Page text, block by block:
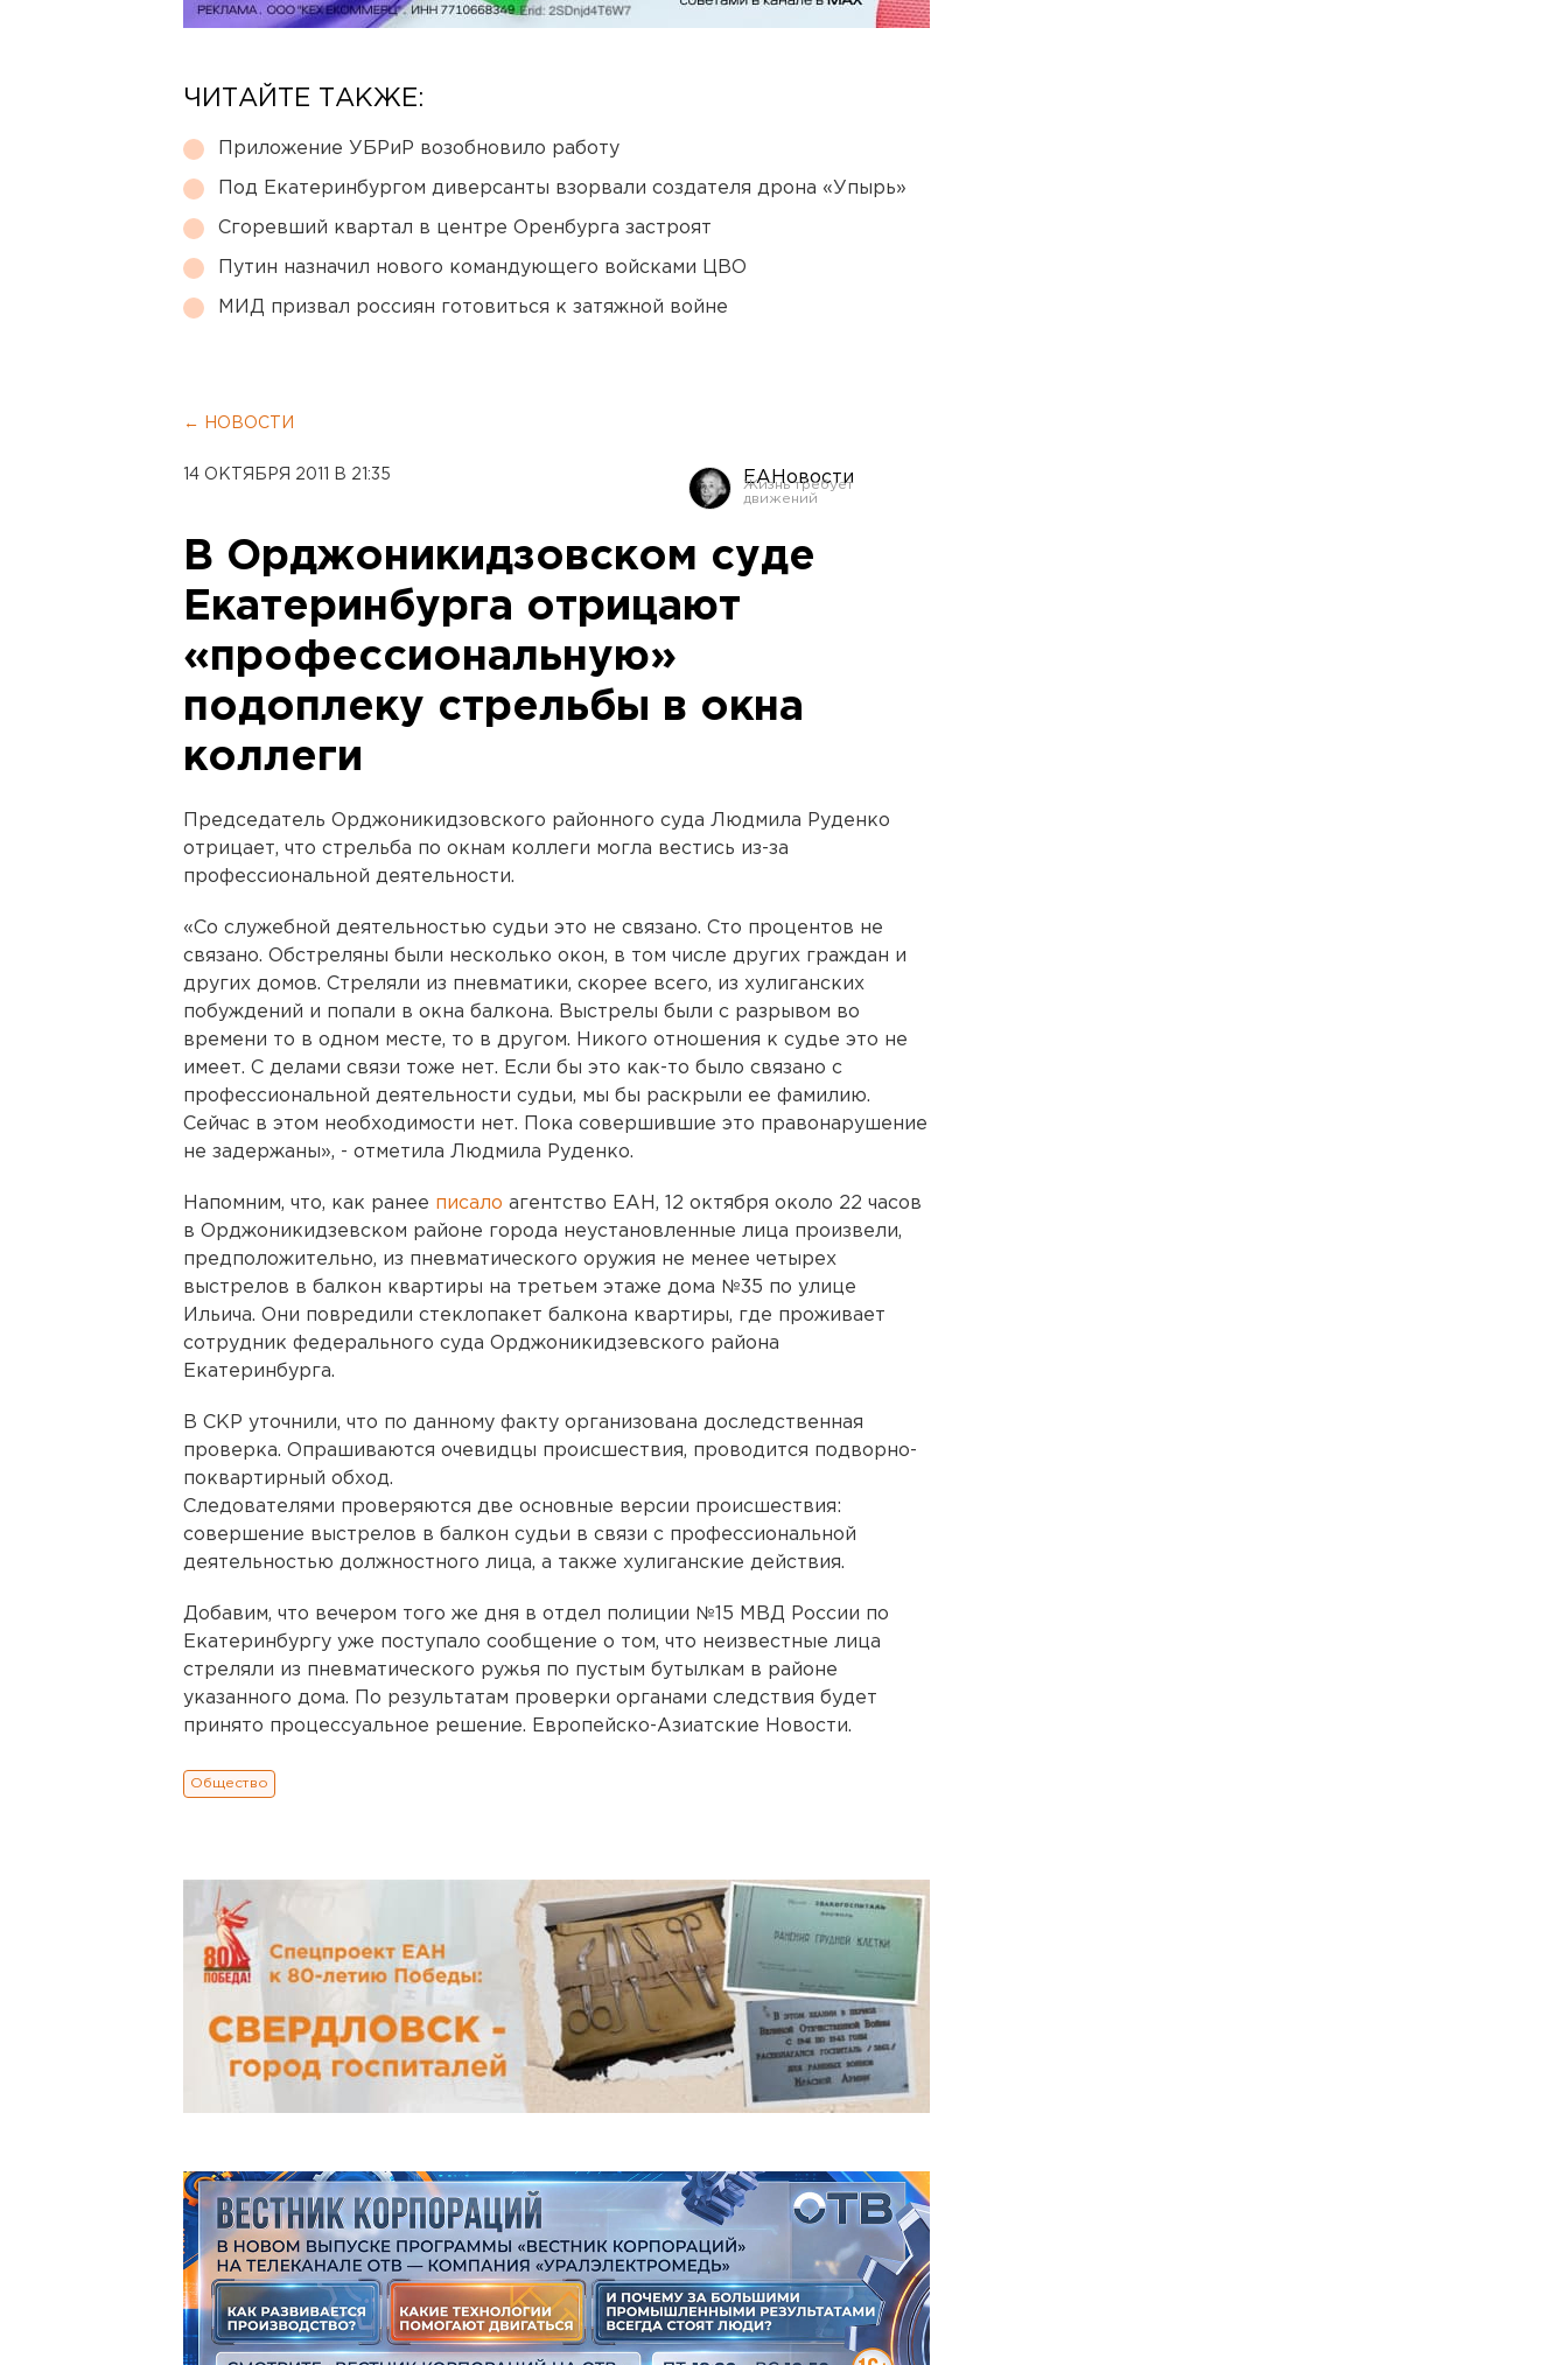
ЧИТАЙТЕ ТАКЖЕ:
Приложение УБРиР возобновило работу
Под Екатеринбургом диверсанты взорвали создателя дрона «Упырь»
Сгоревший квартал в центре Оренбурга застроят
Путин назначил нового командующего войсками ЦВО
МИД призвал россиян готовиться к затяжной войне
← НОВОСТИ
14 ОКТЯБРЯ 2011 В 21:35 ЕАНовости
В Орджоникидзовском суде
Екатеринбурга отрицают
«профессиональную»
подоплеку стрельбы в окна
коллеги
Председатель Орджоникидзовского районного суда Людмила Руденко
отрицает, что стрельба по окнам коллеги могла вестись из-за
профессиональной деятельности.
«Со служебной деятельностью судьи это не связано. Сто процентов не
связано. Обстреляны были несколько окон, в том числе других граждан и
других домов. Стреляли из пневматики, скорее всего, из хулиганских
побуждений и попали в окна балкона. Выстрелы были с разрывом во
времени то в одном месте, то в другом. Никого отношения к судье это не
имеет. С делами связи тоже нет. Если бы это как-то было связано с
профессиональной деятельности судьи, мы бы раскрыли ее фамилию.
Сейчас в этом необходимости нет. Пока совершившие это правонарушение
не задержаны», - отметила Людмила Руденко.
Напомним, что, как ранее писало агентство ЕАН, 12 октября около 22 часов
в Орджоникидзевском районе города неустановленные лица произвели,
предположительно, из пневматического оружия не менее четырех
выстрелов в балкон квартиры на третьем этаже дома №35 по улице
Ильича. Они повредили стеклопакет балкона квартиры, где проживает
сотрудник федерального суда Орджоникидзевского района
Екатеринбурга.
В СКР уточнили, что по данному факту организована доследственная
проверка. Опрашиваются очевидцы происшествия, проводится подворно-
поквартирный обход.
Следователями проверяются две основные версии происшествия:
совершение выстрелов в балкон судьи в связи с профессиональной
деятельностью должностного лица, а также хулиганские действия.
Добавим, что вечером того же дня в отдел полиции №15 МВД России по
Екатеринбургу уже поступало сообщение о том, что неизвестные лица
стреляли из пневматического ружья по пустым бутылкам в районе
указанного дома. По результатам проверки органами следствия будет
принято процессуальное решение. Европейско-Азиатские Новости.
Общество